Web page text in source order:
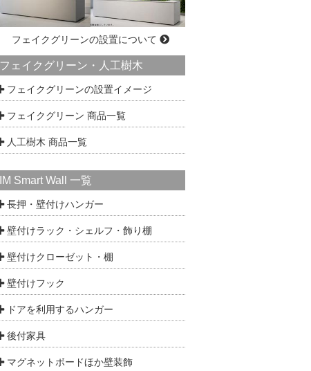
フェイクグリーンの設置について
フェイクグリーン・人工樹木
フェイクグリーンの設置イメージ
フェイクグリーン 商品一覧
人工樹木 商品一覧
IM Smart Wall 一覧
長押・壁付けハンガー
壁付けラック・シェルフ・飾り棚
壁付けクローゼット・棚
壁付けフック
ドアを利用するハンガー
後付家具
マグネットボードほか壁装飾